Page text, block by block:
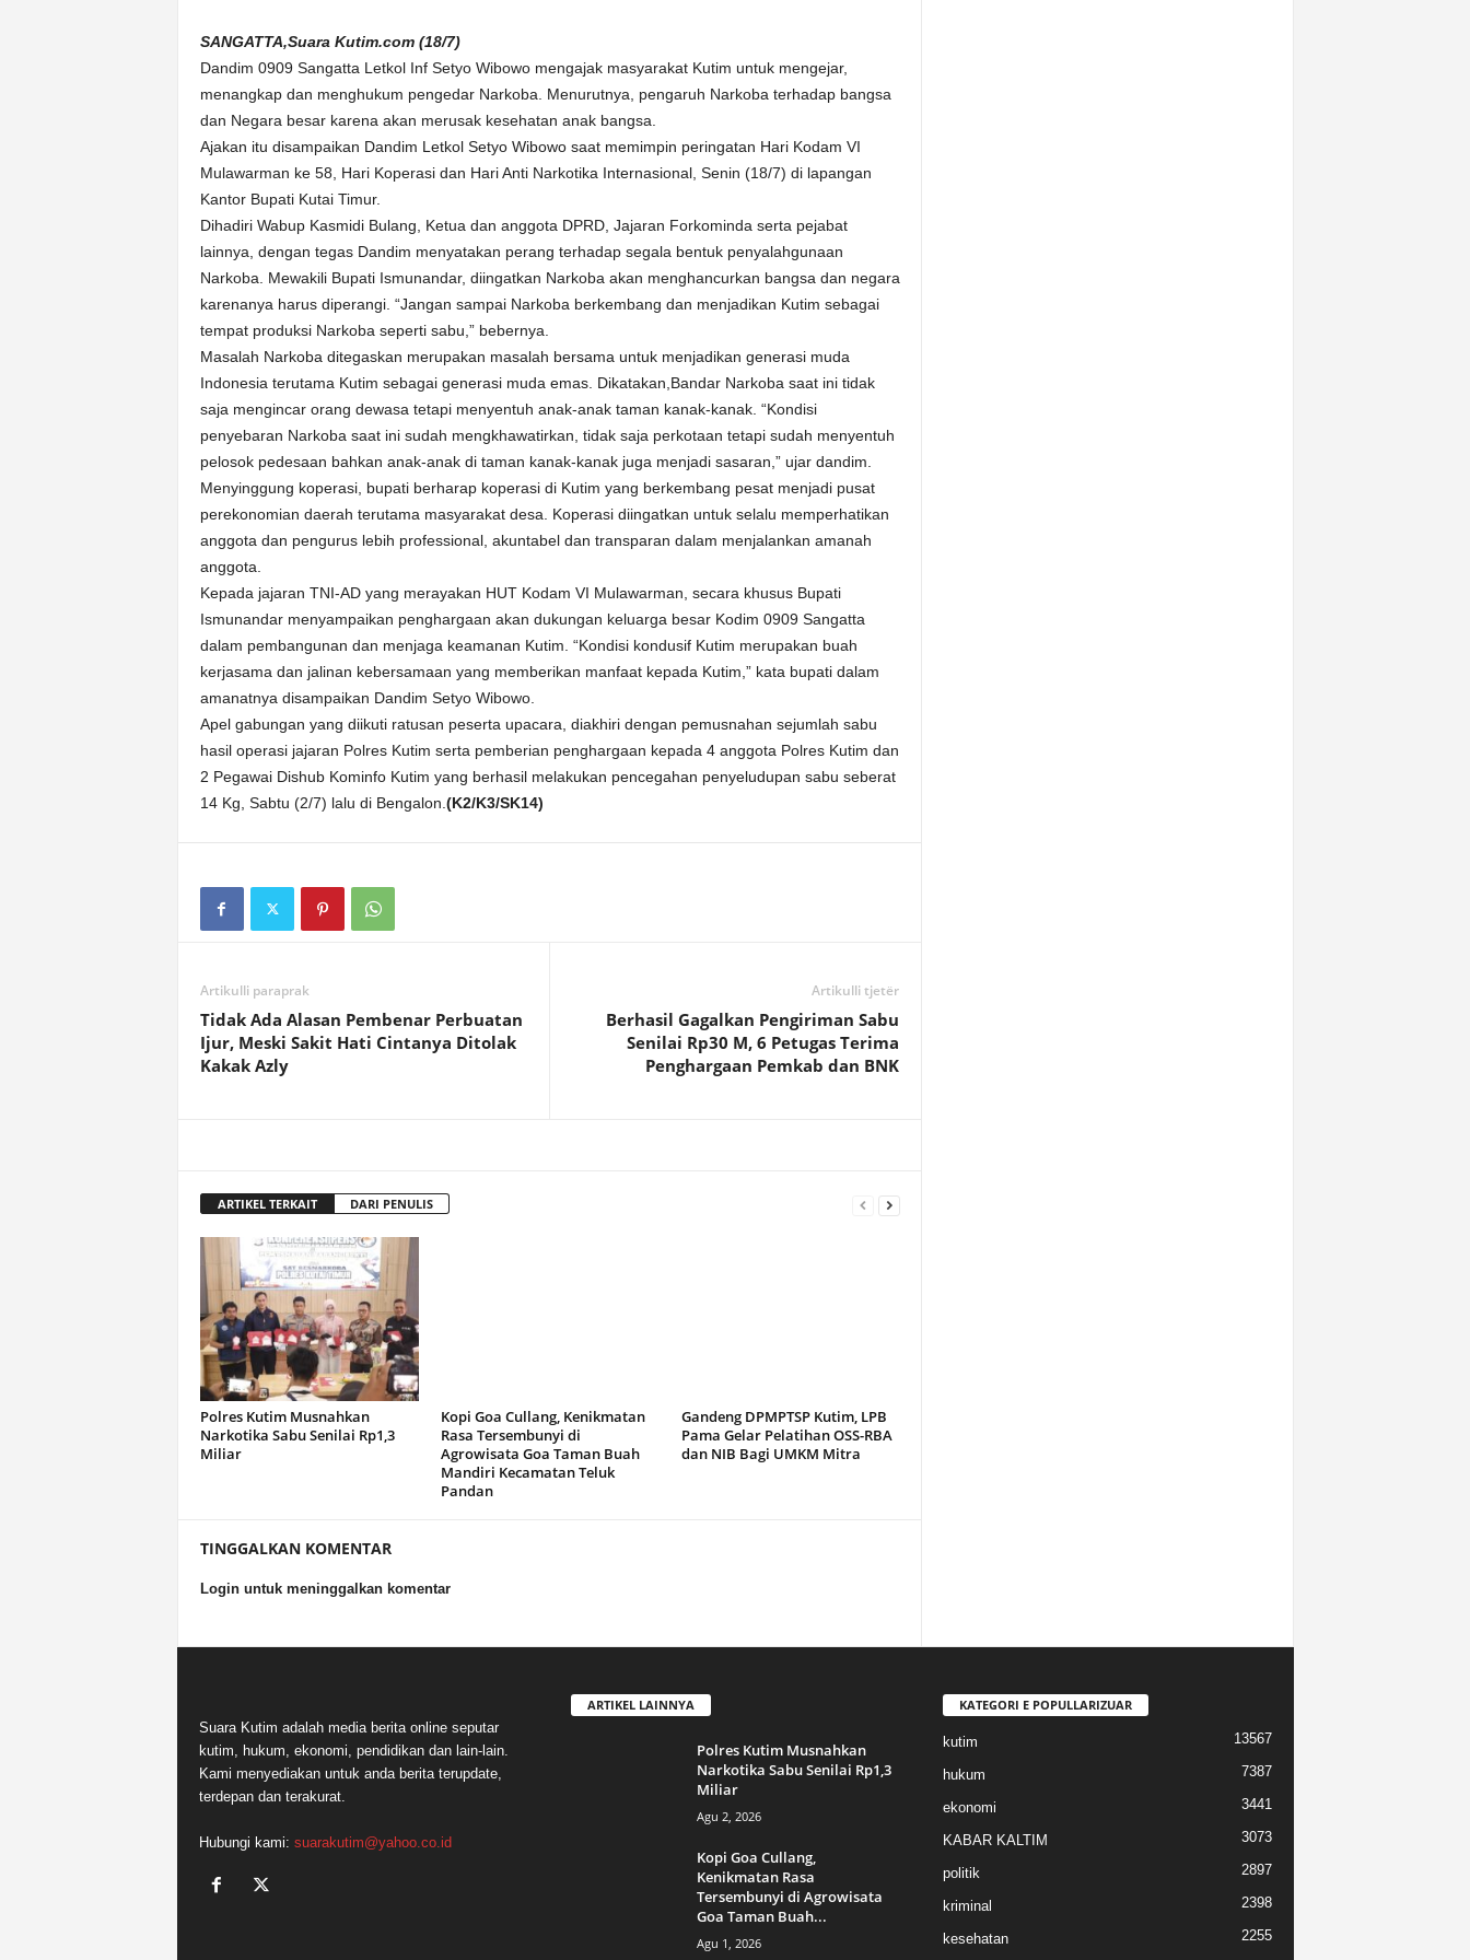
SANGATTA,Suara Kutim.com (18/7)
Dandim 0909 Sangatta Letkol Inf Setyo Wibowo mengajak masyarakat Kutim untuk mengejar,
menangkap dan menghukum pengedar Narkoba. Menurutnya, pengaruh Narkoba terhadap bangsa
dan Negara besar karena akan merusak kesehatan anak bangsa.
Ajakan itu disampaikan Dandim Letkol Setyo Wibowo saat memimpin peringatan Hari Kodam VI
Mulawarman ke 58, Hari Koperasi dan Hari Anti Narkotika Internasional, Senin (18/7) di lapangan
Kantor Bupati Kutai Timur.
Dihadiri Wabup Kasmidi Bulang, Ketua dan anggota DPRD, Jajaran Forkominda serta pejabat
lainnya, dengan tegas Dandim menyatakan perang terhadap segala bentuk penyalahgunaan
Narkoba. Mewakili Bupati Ismunandar, diingatkan Narkoba akan menghancurkan bangsa dan negara
karenanya harus diperangi. “Jangan sampai Narkoba berkembang dan menjadikan Kutim sebagai
tempat produksi Narkoba seperti sabu,” bebernya.
Masalah Narkoba ditegaskan merupakan masalah bersama untuk menjadikan generasi muda
Indonesia terutama Kutim sebagai generasi muda emas. Dikatakan,Bandar Narkoba saat ini tidak
saja mengincar orang dewasa tetapi menyentuh anak-anak taman kanak-kanak. “Kondisi
penyebaran Narkoba saat ini sudah mengkhawatirkan, tidak saja perkotaan tetapi sudah menyentuh
pelosok pedesaan bahkan anak-anak di taman kanak-kanak juga menjadi sasaran,” ujar dandim.
Menyinggung koperasi, bupati berharap koperasi di Kutim yang berkembang pesat menjadi pusat
perekonomian daerah terutama masyarakat desa. Koperasi diingatkan untuk selalu memperhatikan
anggota dan pengurus lebih professional, akuntabel dan transparan dalam menjalankan amanah
anggota.
Kepada jajaran TNI-AD yang merayakan HUT Kodam VI Mulawarman, secara khusus Bupati
Ismunandar menyampaikan penghargaan akan dukungan keluarga besar Kodim 0909 Sangatta
dalam pembangunan dan menjaga keamanan Kutim. “Kondisi kondusif Kutim merupakan buah
kerjasama dan jalinan kebersamaan yang memberikan manfaat kepada Kutim,” kata bupati dalam
amanatnya disampaikan Dandim Setyo Wibowo.
Apel gabungan yang diikuti ratusan peserta upacara, diakhiri dengan pemusnahan sejumlah sabu
hasil operasi jajaran Polres Kutim serta pemberian penghargaan kepada 4 anggota Polres Kutim dan
2 Pegawai Dishub Kominfo Kutim yang berhasil melakukan pencegahan penyeludupan sabu seberat
14 Kg, Sabtu (2/7) lalu di Bengalon. (K2/K3/SK14)
Artikulli paraprak
Tidak Ada Alasan Pembenar Perbuatan
Ijur, Meski Sakit Hati Cintanya Ditolak
Kakak Azly
Artikulli tjetër
Berhasil Gagalkan Pengiriman Sabu
Senilai Rp30 M, 6 Petugas Terima
Penghargaan Pemkab dan BNK
ARTIKEL TERKAIT DARI PENULIS
Polres Kutim Musnahkan
Narkotika Sabu Senilai Rp1,3
Miliar
Kopi Goa Cullang, Kenikmatan
Rasa Tersembunyi di
Agrowisata Goa Taman Buah
Mandiri Kecamatan Teluk
Pandan
Gandeng DPMPTSP Kutim, LPB
Pama Gelar Pelatihan OSS-RBA
dan NIB Bagi UMKM Mitra
TINGGALKAN KOMENTAR
Login untuk meninggalkan komentar
Suara Kutim adalah media berita online seputar
kutim, hukum, ekonomi, pendidikan dan lain-lain.
Kami menyediakan untuk anda berita terupdate,
terdepan dan terakurat.
Hubungi kami: suarakutim@yahoo.co.id
ARTIKEL LAINNYA
Polres Kutim Musnahkan
Narkotika Sabu Senilai Rp1,3
Miliar
Agu 2, 2026
Kopi Goa Cullang,
Kenikmatan Rasa
Tersembunyi di Agrowisata
Goa Taman Buah...
Agu 1, 2026
KATEGORI E POPULLARIZUAR
kutim 13567
hukum 7387
ekonomi 3441
KABAR KALTIM 3073
politik 2897
kriminal 2398
kesehatan 2255